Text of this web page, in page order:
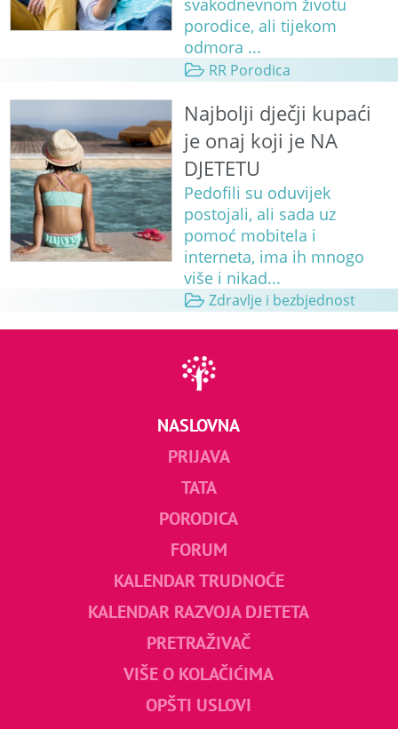
svakodnevnom životu
porodice, ali tijekom
odmora ...
RR Porodica
Najbolji dječji kupaći
je onaj koji je NA
DJETETU
Pedofili su oduvijek
postojali, ali sada uz
pomoć mobitela i
interneta, ima ih mnogo
više i nikad...
Zdravlje i bezbjednost
NASLOVNA
PRIJAVA
TATA
PORODICA
FORUM
KALENDAR TRUDNOĆE
KALENDAR RAZVOJA DJETETA
PRETRAŽIVAČ
VIŠE O KOLAČIĆIMA
OPŠTI USLOVI